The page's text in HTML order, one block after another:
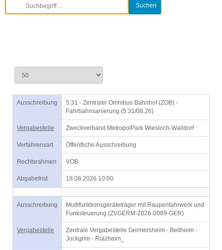
Ausschreibung
5.31 - Zentraler Omnibus Bahnhof (ZOB) -
Fahrbahnsanierung (5.31/08.26)
Vergabestelle Zweckverband MetropolPark Wiesloch-Walldorf
Verfahrensart Öffentliche Ausschreibung
Rechtsrahmen VOB
Abgabefrist 18.08.2026 10:00
Ausschreibung
Multifunktionsgeräteträger mit Raupenfahrwerk und
Funksteuerung (ZVGERM-2026-0089-GER)
Vergabestelle
Zentrale Vergabestelle Germersheim - Bellheim -
Jockgrim - Rülzheim_